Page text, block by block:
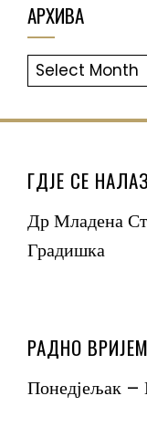
АРХИВА
АРХИВА
ГДЈЕ СЕ
Др Младена
Градишка
РАДНО
Понедјељак